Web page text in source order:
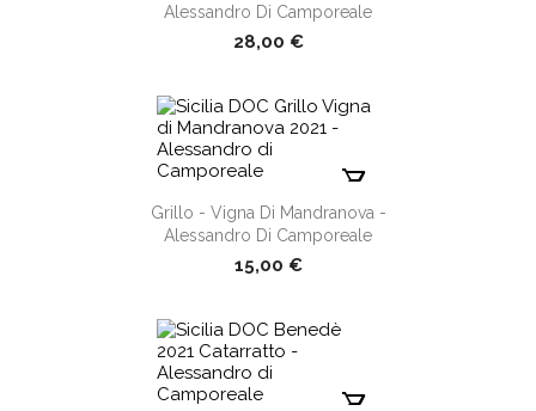
Alessandro Di Camporeale
28,00 €
shopping_cart
Grillo - Vigna Di Mandranova -
Alessandro Di Camporeale
15,00 €